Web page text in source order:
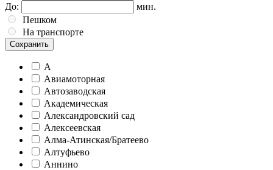
До:
мин.
Пешком
На транспорте
Сохранить
А
Авиамоторная
Автозаводская
Академическая
Александровский сад
Алексеевская
Алма-Атинская/Братеево
Алтуфьево
Аннино